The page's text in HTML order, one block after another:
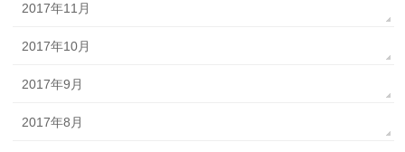
2017年11月
2017年10月
2017年9月
2017年8月